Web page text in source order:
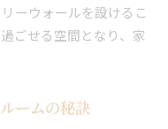
ーウォールを設けるこ
ごせる空間となり、家
ームの秘訣